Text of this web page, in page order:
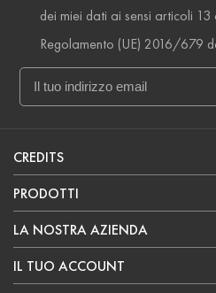
dei miei dati ai sensi articoli 13
Regolamento (UE) 2016/679
CREDITS
PRODOTTI
LA NOSTRA AZIENDA
IL TUO ACCOUNT